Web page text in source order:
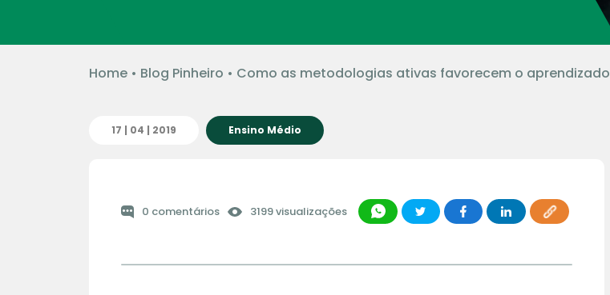
Home• Blog Pinheiro • Como as metodologias ativas favorecem o aprendizado
17 | 04 | 2019 Ensino Médio
0 comentários 3199 visualizações